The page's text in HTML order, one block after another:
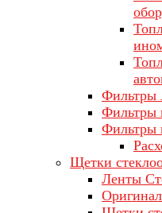
Фильтры
Фильтры
Щетки
Ленты